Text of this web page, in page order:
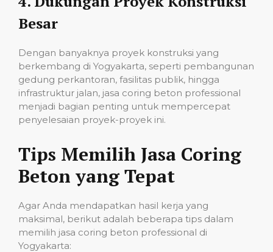
Besar
Dengan banyaknya proyek konstruksi yang
berkembang di Yogyakarta, seperti pembangunan
gedung perkantoran, fasilitas publik, hingga
infrastruktur jalan, jasa coring beton professional
menjadi bagian penting untuk mempercepat
penyelesaian proyek-proyek ini.
Tips Memilih Jasa Coring
Beton yang Tepat
Agar Anda mendapatkan hasil kerja yang
maksimal, berikut adalah beberapa tips dalam
memilih jasa coring beton professional di
Yogyakarta: